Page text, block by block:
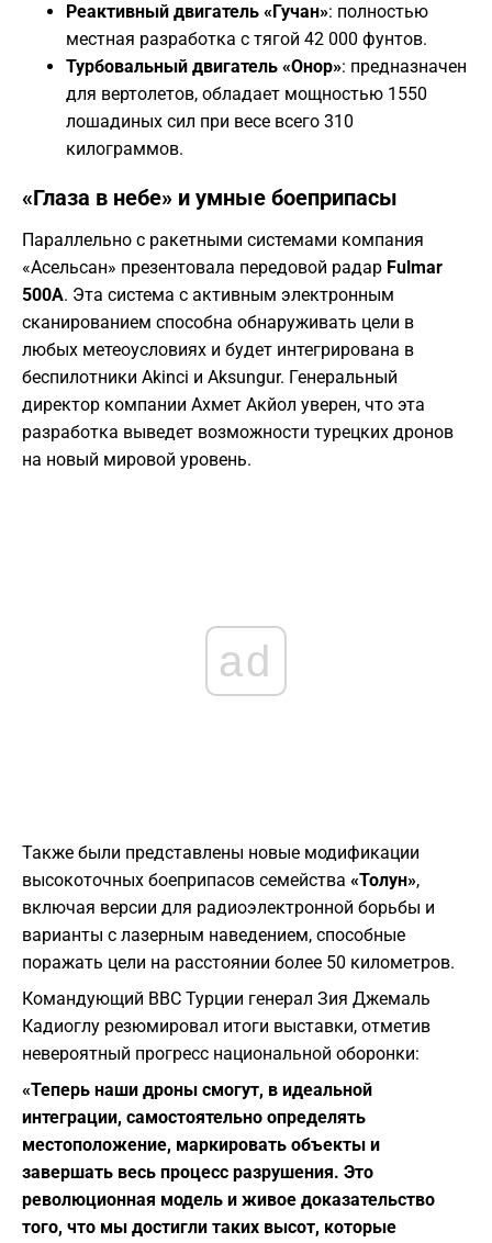
Реактивный двигатель «Гучан»: полностью
местная разработка с тягой 42 000 фунтов.
Турбовальный двигатель «Онор»: предназначен
для вертолетов, обладает мощностью 1550
лошадиных сил при весе всего 310
килограммов.
​«Глаза в небе» и умные боеприпасы
​Параллельно с ракетными системами компания
«Асельсан» презентовала передовой радар Fulmar
500A. Эта система с активным электронным
сканированием способна обнаруживать цели в
любых метеоусловиях и будет интегрирована в
беспилотники Akinci и Aksungur. Генеральный
директор компании Ахмет Акйол уверен, что эта
разработка выведет возможности турецких дронов
на новый мировой уровень.
ad
​Также были представлены новые модификации
высокоточных боеприпасов семейства «Толун»,
включая версии для радиоэлектронной борьбы и
варианты с лазерным наведением, способные
поражать цели на расстоянии более 50 километров.
​Командующий ВВС Турции генерал Зия Джемаль
Кадиоглу резюмировал итоги выставки, отметив
невероятный прогресс национальной оборонки:
«Теперь наши дроны смогут, в идеальной
интеграции, самостоятельно определять
местоположение, маркировать объекты и
завершать весь процесс разрушения. Это
революционная модель и живое доказательство
того, что мы достигли таких высот, которые